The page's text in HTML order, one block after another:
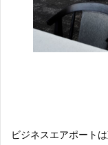
ビジネスエアポート